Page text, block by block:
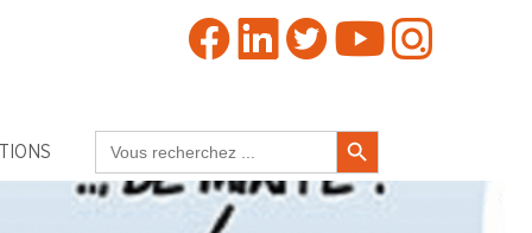
for:
Search Button